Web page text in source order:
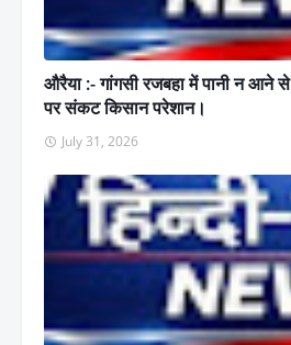
औरैया :- गांगसी रजबहा में पानी न आने से
पर संकट किसान परेशान।
July 31, 2026